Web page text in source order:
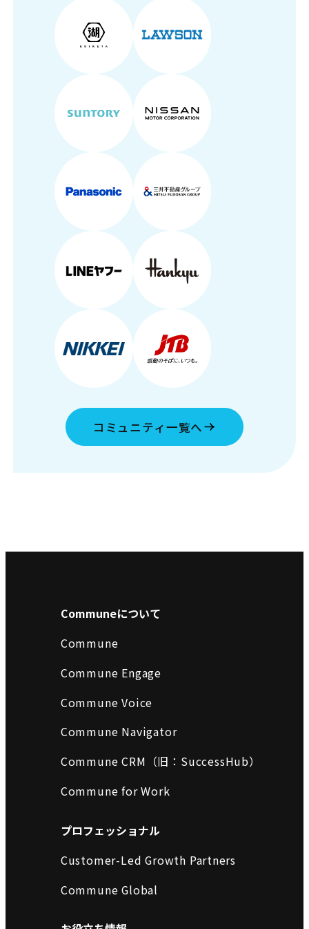
コミュニティ一覧へ
Communeについて
Commune
Commune Engage
Commune Voice
Commune Navigator
Commune CRM（旧：SuccessHub）
Commune for Work
プロフェッショナル
Customer-Led Growth Partners
Commune Global